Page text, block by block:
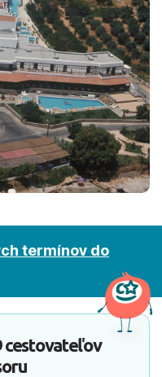
termínov do
cestovateľov